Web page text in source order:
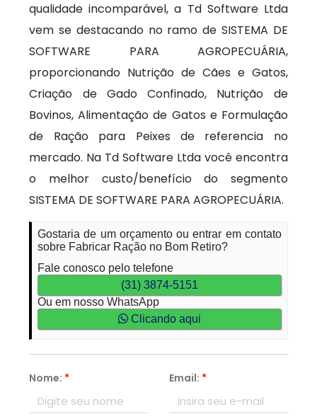
qualidade incomparável, a Td Software Ltda
vem se destacando no ramo de SISTEMA DE
SOFTWARE PARA AGROPECUÁRIA,
proporcionando Nutrição de Cães e Gatos,
Criação de Gado Confinado, Nutrição de
Bovinos, Alimentação de Gatos e Formulação
de Ração para Peixes de referencia no
mercado. Na Td Software Ltda você encontra
o melhor custo/benefício do segmento
SISTEMA DE SOFTWARE PARA AGROPECUÁRIA.
Gostaria de um orçamento ou entrar em contato
sobre Fabricar Ração no Bom Retiro?
Fale conosco pelo telefone
(31) 3874-5151
Ou em nosso WhatsApp
Clicando aqui
Nome: * Email: *